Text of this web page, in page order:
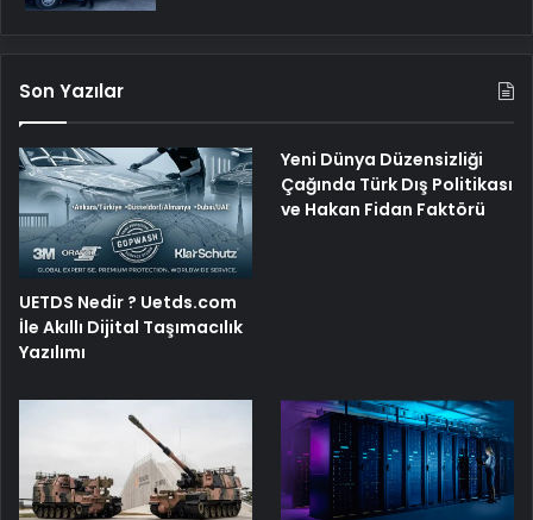
Son Yazılar
UETDS Nedir ? Uetds.com
İle Akıllı Dijital Taşımacılık
Yazılımı
Yeni Dünya Düzensizliği
Çağında Türk Dış Politikası
ve Hakan Fidan Faktörü